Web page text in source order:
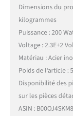
Dimensions du
kilogrammes
Puissance : 200
Voltage : 2.3E+2
Matériau : Acier
Poids de l’article :
Disponibilité des
sur les pièces
ASIN : B00OJ4SKM8